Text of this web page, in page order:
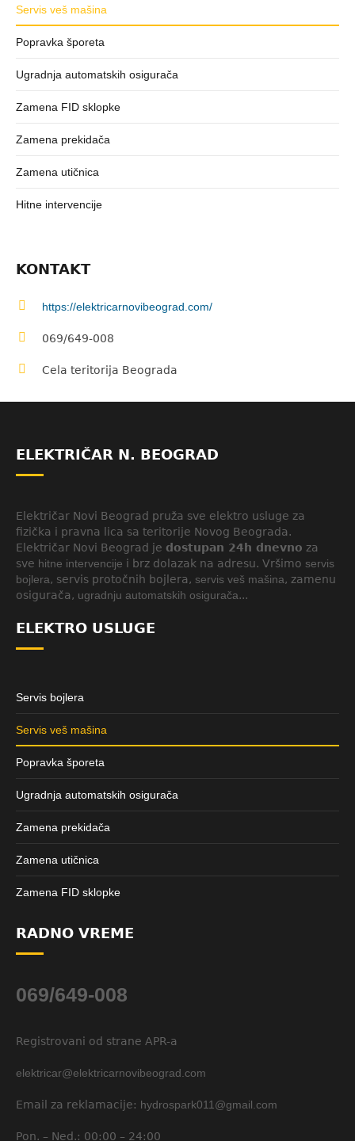
Servis veš mašina
Popravka šporeta
Ugradnja automatskih osigurača
Zamena FID sklopke
Zamena prekidača
Zamena utičnica
Hitne intervencije
KONTAKT
https://elektricarnovibeograd.com/
069/649-008
Cela teritorija Beograda
ELEKTRIČAR N. BEOGRAD
Električar Novi Beograd pruža sve elektro usluge za
fizička i pravna lica sa teritorije Novog Beograda.
Električar Novi Beograd je dostupan 24h dnevno za
sve hitne intervencije i brz dolazak na adresu. Vršimoservis
bojlera, servis protočnih bojlera,servis veš mašina, zamenu
osigurača, ugradnju automatskih osigurača...
ELEKTRO USLUGE
Servis bojlera
Servis veš mašina
Popravka šporeta
Ugradnja automatskih osigurača
Zamena prekidača
Zamena utičnica
Zamena FID sklopke
RADNO VREME
069/649-008
Registrovani od strane APR-a
elektricar@elektricarnovibeograd.com
Email za reklamacije: hydrospark011@gmail.com
Pon. – Ned.: 00:00 – 24:00